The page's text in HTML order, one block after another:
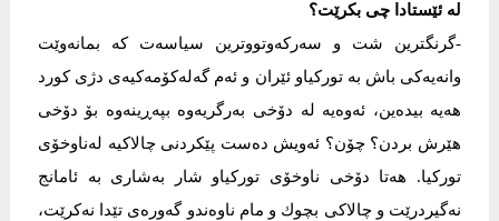
لە ئێستادا چی بكرێت؟
-گرنگترین شت و سەركەوتووترین سیاسەت كە بمانەوێت
وانەیەكی باش بە توركیاو ئێران و ئەم گەلەكۆمەكیەی دژی كورد
هەیە بیدەین، ئەوەیە لە دۆخی بەرگریەوە بپەڕینەوە بۆ دۆخی
هێرش بردن؟ چۆن؟ ئەویش دەست پێكردنی چالاكیە لەناوخۆی
توركیا. هەتا دۆخی ناوخۆی توركیاو شار بەشاری بە ئامانج
نەگیردرێت و چالاكی بچوك و مام ناوەندو گەورەی تێدا نەكرێت،